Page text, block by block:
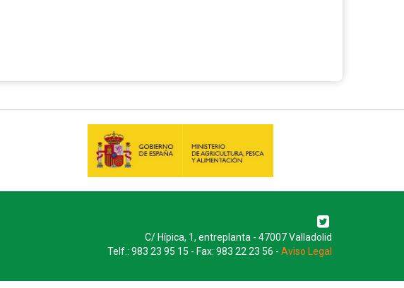
C/ Hípica, 1, entreplanta - 47007 Valladolid
Telf.: 983 23 95 15 - Fax: 983 22 23 56 - Aviso Legal